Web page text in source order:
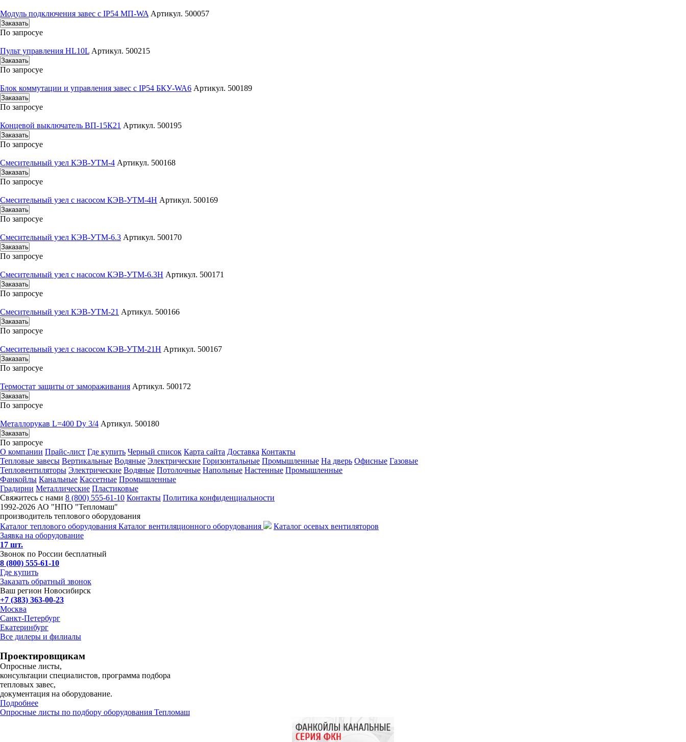
Модуль подключения завес c IP54 МП-WA Артикул. 500057
Заказать
По запросуе
Пульт управления HL10L Артикул. 500215
Заказать
По запросуе
Блок коммутации и управления завес с IP54 БКУ-WA6 Артикул. 500189
Заказать
По запросуе
Концевой выключатель ВП-15К21 Артикул. 500195
Заказать
По запросуе
Смесительный узел КЭВ-УТМ-4 Артикул. 500168
Заказать
По запросуе
Смесительный узел с насосом КЭВ-УТМ-4Н Артикул. 500169
Заказать
По запросуе
Смесительный узел КЭВ-УТМ-6.3 Артикул. 500170
Заказать
По запросуе
Смесительный узел с насосом КЭВ-УТМ-6.3Н Артикул. 500171
Заказать
По запросуе
Смесительный узел КЭВ-УТМ-21 Артикул. 500166
Заказать
По запросуе
Смесительный узел с насосом КЭВ-УТМ-21Н Артикул. 500167
Заказать
По запросуе
Термостат защиты от замораживания Артикул. 500172
Заказать
По запросуе
Металлорукав L=400 Dy 3/4 Артикул. 500180
Заказать
По запросуе
О компании Прайс-лист Где купить Черный список Карта сайта Доставка Контакты
Тепловые завесы Вертикальные Водяные Электрические Горизонтальные Промышленные На дверь Офисные Газовые
Тепловентиляторы Электрические Водяные Потолочные Напольные Настенные Промышленные
Фанкойлы Канальные Кассетные Промышленные
Градирни Металлические Пластиковые
Свяжитесь с нами 8 (800) 555-61-10 Контакты Политика конфиденциальности
1992-2026 АО "НПО "Тепломаш"
производитель теплового оборудования
Каталог теплового оборудования Каталог вентиляционного оборудования
Каталог осевых вентиляторов
Заявка на оборудование
17 шт.
Звонок по России бесплатный
8 (800) 555-61-10
Где купить
Заказать обратный звонок
Ваш регион Новосибирск
+7 (383) 363-00-23
Москва
Санкт-Петербург
Екатеринбург
Все дилеры и филиалы
Проектировщикам
Опросные листы,
консультации специалистов, программа подбора
тепловых завес,
документация на оборудование.
Подробнее
Опросные листы по подбору оборудования Тепломаш